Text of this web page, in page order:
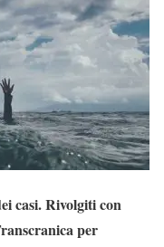
casi. Rivolgiti con
per